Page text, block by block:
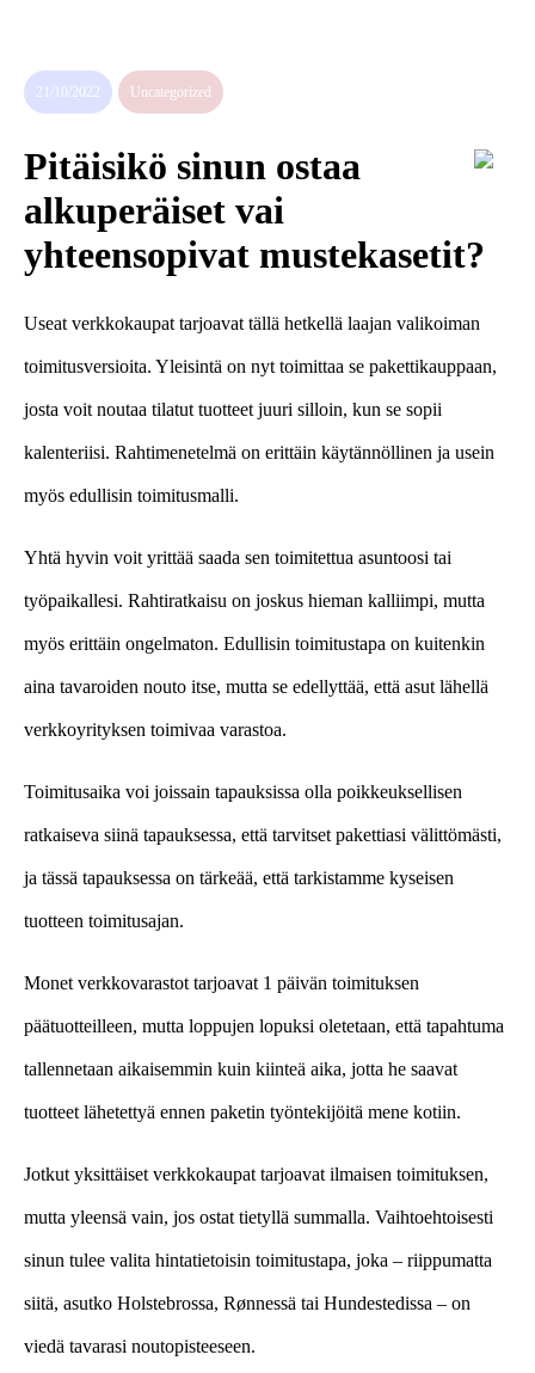
21/10/2022 Uncategorized
Pitäisikö sinun ostaa
alkuperäiset vai
yhteensopivat mustekasetit?
Useat verkkokaupat tarjoavat tällä hetkellä laajan valikoiman
toimitusversioita. Yleisintä on nyt toimittaa se pakettikauppaan,
josta voit noutaa tilatut tuotteet juuri silloin, kun se sopii
kalenteriisi. Rahtimenetelmä on erittäin käytännöllinen ja usein
myös edullisin toimitusmalli.
Yhtä hyvin voit yrittää saada sen toimitettua asuntoosi tai
työpaikallesi. Rahtiratkaisu on joskus hieman kalliimpi, mutta
myös erittäin ongelmaton. Edullisin toimitustapa on kuitenkin
aina tavaroiden nouto itse, mutta se edellyttää, että asut lähellä
verkkoyrityksen toimivaa varastoa.
Toimitusaika voi joissain tapauksissa olla poikkeuksellisen
ratkaiseva siinä tapauksessa, että tarvitset pakettiasi välittömästi,
ja tässä tapauksessa on tärkeää, että tarkistamme kyseisen
tuotteen toimitusajan.
Monet verkkovarastot tarjoavat 1 päivän toimituksen
päätuotteilleen, mutta loppujen lopuksi oletetaan, että tapahtuma
tallennetaan aikaisemmin kuin kiinteä aika, jotta he saavat
tuotteet lähetettyä ennen paketin työntekijöitä mene kotiin.
Jotkut yksittäiset verkkokaupat tarjoavat ilmaisen toimituksen,
mutta yleensä vain, jos ostat tietyllä summalla. Vaihtoehtoisesti
sinun tulee valita hintatietoisin toimitustapa, joka – riippumatta
siitä, asutko Holstebrossa, Rønnessä tai Hundestedissa – on
viedä tavarasi noutopisteeseen.